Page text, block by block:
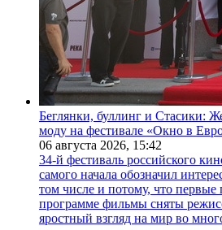
Беглянки, буллинг и Стасики:
моду на фестивале «Окно в
06 августа 2026, 15:42
34-й фестиваль российского
самого начала обозначил
том числе и потому, что первые
программе фильмы сняты
яростный взгляд на мир во